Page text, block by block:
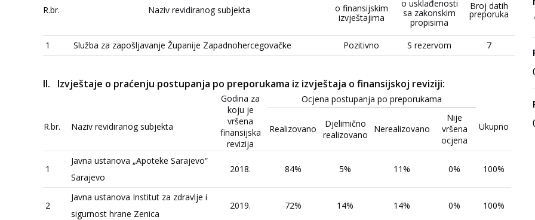
R.br. Naziv revidiranog subjekta
Broj datih
preporuka
o finansijskim
izvještajima
o usklađenosti
sa zakonskim
propisima
1
Služba za zapošljavanje Županije Zapadnohercegovačke Pozitivno S rezervom 7
Izvještaje o praćenju postupanja po preporukama iz izvještaja o finansijskoj reviziji:
R.br. Naziv revidiranog subjekta
Godina za
koju je
vršena
finansijska
revizija
Ocjena postupanja po preporukama
Ukupno
Realizovano
Djelimično
realizovano
Nerealizovano
Nije
vršena
ocjena
1
Javna ustanova „Apoteke Sarajevo“
Sarajevo
2018. 84% 5% 11% 0% 100%
2
Javna ustanova Institut za zdravlje i
sigurnost hrane Zenica
2019. 72% 14% 14% 0% 100%